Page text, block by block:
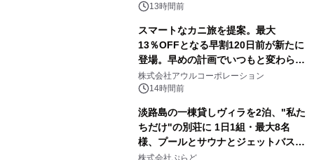
13時間前
スマートなカニ旅を提案。最大
13％OFFとなる早割120日前が新たに
登場。早めの計画でいつもと変わらぬ
大人の冬旅を。ー夕日ヶ浦温泉「佳松
苑 別邸ふうか」ー
株式会社アウルコーポレーション
14時間前
淡路島の一棟貸しヴィラを2泊、"私た
ちだけ"の別荘に 1日1組・最大8名
様、プールとサウナとジェットバス付
きで Villa Mon Temps AWAJIの連泊
株式会社ぷらど